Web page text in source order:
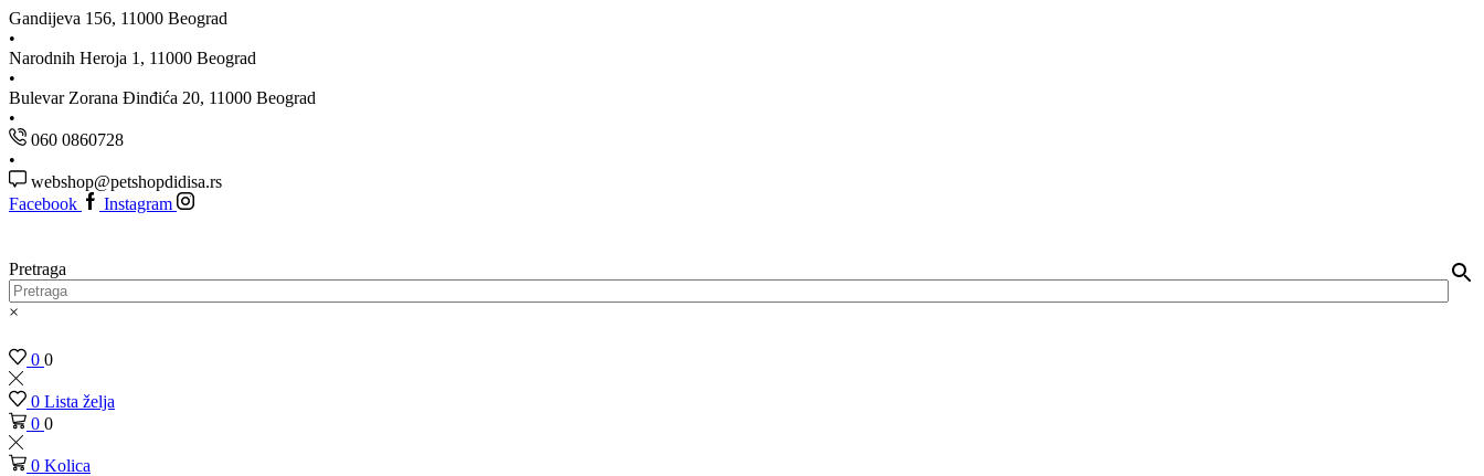
Gandijeva 156, 11000 Beograd
Narodnih Heroja 1, 11000 Beograd
Bulevar Zorana Đinđića 20, 11000 Beograd
060 0860728
webshop@petshopdidisa.rs
Facebook
Instagram
Pretraga
×
0 0
0 Lista želja
0 0
0 Kolica